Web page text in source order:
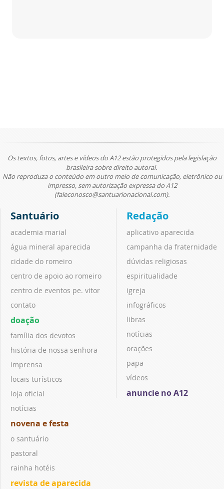
Os textos, fotos, artes e vídeos do A12 estão protegidos pela legislação
brasileira sobre direito autoral.
Não reproduza o conteúdo em outro meio de comunicação, eletrônico ou
impresso, sem autorização expressa do A12
(faleconosco@santuarionacional.com).
Santuário
academia marial
água mineral aparecida
cidade do romeiro
centro de apoio ao romeiro
centro de eventos pe. vitor
contato
doação
família dos devotos
história de nossa senhora
imprensa
locais turísticos
loja oficial
notícias
novena e festa
o santuário
pastoral
rainha hotéis
revista de aparecida
Redação
aplicativo aparecida
campanha da fraternidade
dúvidas religiosas
espiritualidade
igreja
infográficos
libras
notícias
orações
papa
vídeos
anuncie no A12